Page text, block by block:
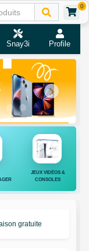
0
Snay3i Profile
JEUX VIDÉOS &
CONSOLES
gratuite